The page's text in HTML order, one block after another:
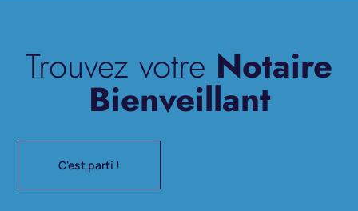
Trouvez votre Notaire
Bienveillant
C'est parti !